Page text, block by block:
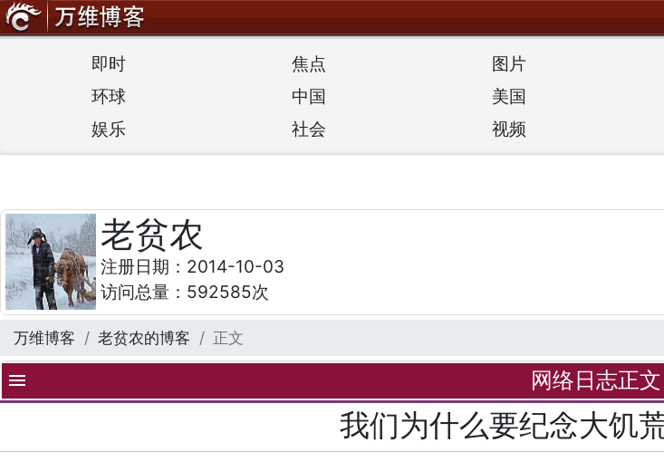
即时 焦点 图片
环球
中国 美国
娱乐
社会 视频
老贫农
注册日期：2014-10-03
访问总量：592585次
万维博客 老贫农的博客 正文
menu 网络日志正文
我们为什么要纪念大饥